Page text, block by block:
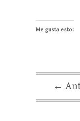
Me gusta esto:
←